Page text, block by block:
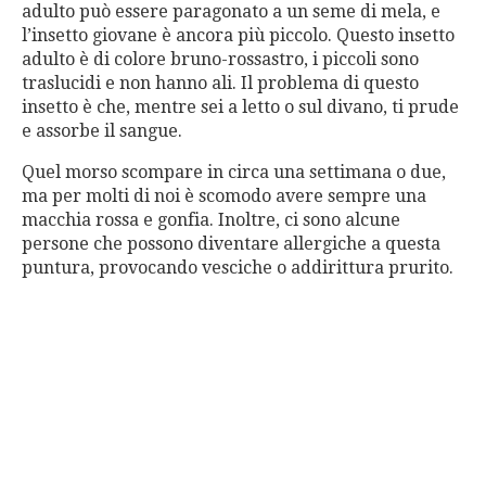
adulto può essere paragonato a un seme di mela, e
l’insetto giovane è ancora più piccolo. Questo insetto
adulto è di colore bruno-rossastro, i piccoli sono
traslucidi e non hanno ali. Il problema di questo
insetto è che, mentre sei a letto o sul divano, ti prude
e assorbe il sangue.
Quel morso scompare in circa una settimana o due,
ma per molti di noi è scomodo avere sempre una
macchia rossa e gonfia. Inoltre, ci sono alcune
persone che possono diventare allergiche a questa
puntura, provocando vesciche o addirittura prurito.